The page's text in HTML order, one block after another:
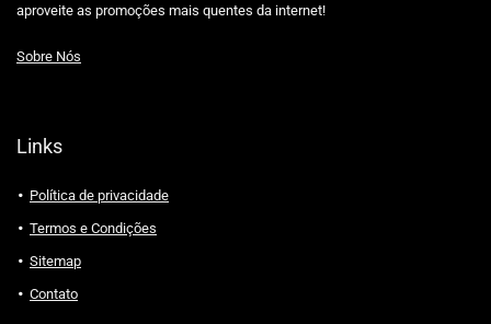
aproveite as promoções mais quentes da internet!
Sobre Nós
Links
Política de privacidade
Termos e Condições
Sitemap
Contato